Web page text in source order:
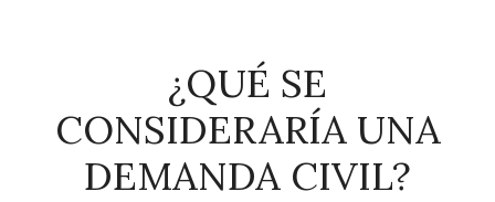
¿QUÉ SE
CONSIDERARÍA UNA
DEMANDA CIVIL?